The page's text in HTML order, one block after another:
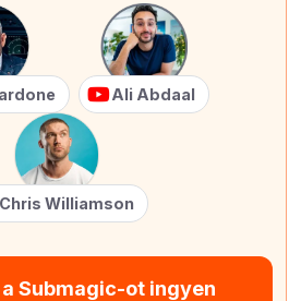
Ali Abdaal
Chris Williamson
Submagic-ot ingyen